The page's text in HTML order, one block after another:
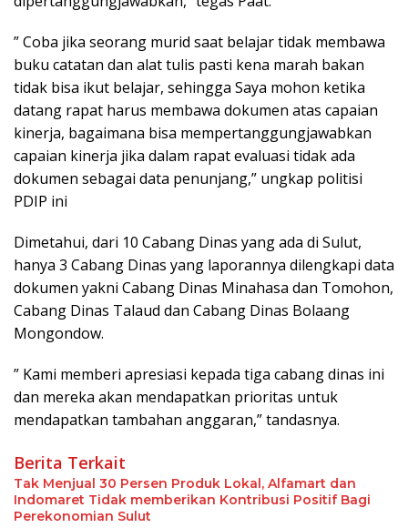
” Coba jika seorang murid saat belajar tidak membawa
buku catatan dan alat tulis pasti kena marah bakan
tidak bisa ikut belajar, sehingga Saya mohon ketika
datang rapat harus membawa dokumen atas capaian
kinerja, bagaimana bisa mempertanggungjawabkan
capaian kinerja jika dalam rapat evaluasi tidak ada
dokumen sebagai data penunjang,” ungkap politisi
PDIP ini
Dimetahui, dari 10 Cabang Dinas yang ada di Sulut,
hanya 3 Cabang Dinas yang laporannya dilengkapi data
dokumen yakni Cabang Dinas Minahasa dan Tomohon,
Cabang Dinas Talaud dan Cabang Dinas Bolaang
Mongondow.
” Kami memberi apresiasi kepada tiga cabang dinas ini
dan mereka akan mendapatkan prioritas untuk
mendapatkan tambahan anggaran,” tandasnya.
Berita Terkait
Tak Menjual 30 Persen Produk Lokal, Alfamart dan
Indomaret Tidak memberikan Kontribusi Positif Bagi
Perekonomian Sulut